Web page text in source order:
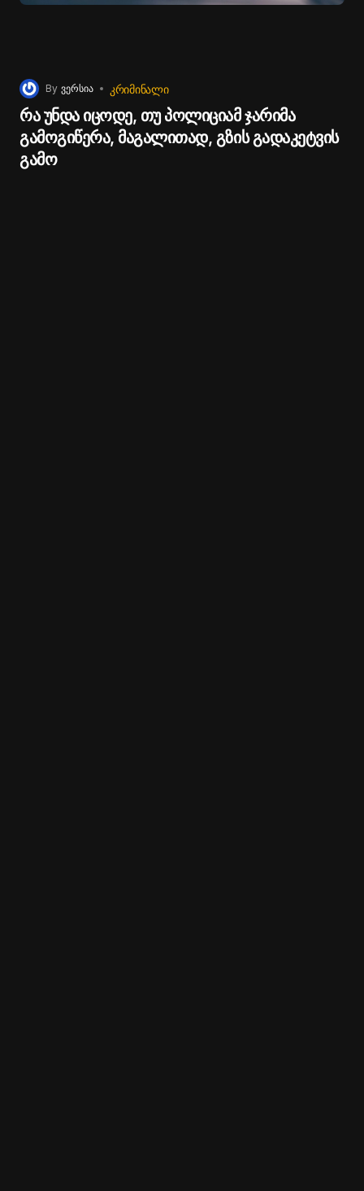
By ვერსია ᲙᲠᲘᲛᲘᲜᲐᲚᲘ
რა უნდა იცოდე, თუ პოლიციამ ჯარიმა
გამოგიწერა, მაგალითად, გზის გადაკეტვის
გამო